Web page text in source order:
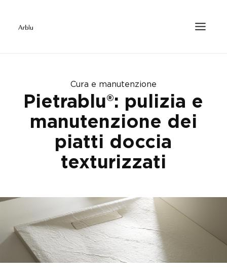
Cura e manutenzione
Pietrablu®: pulizia e
manutenzione dei
piatti doccia
texturizzati